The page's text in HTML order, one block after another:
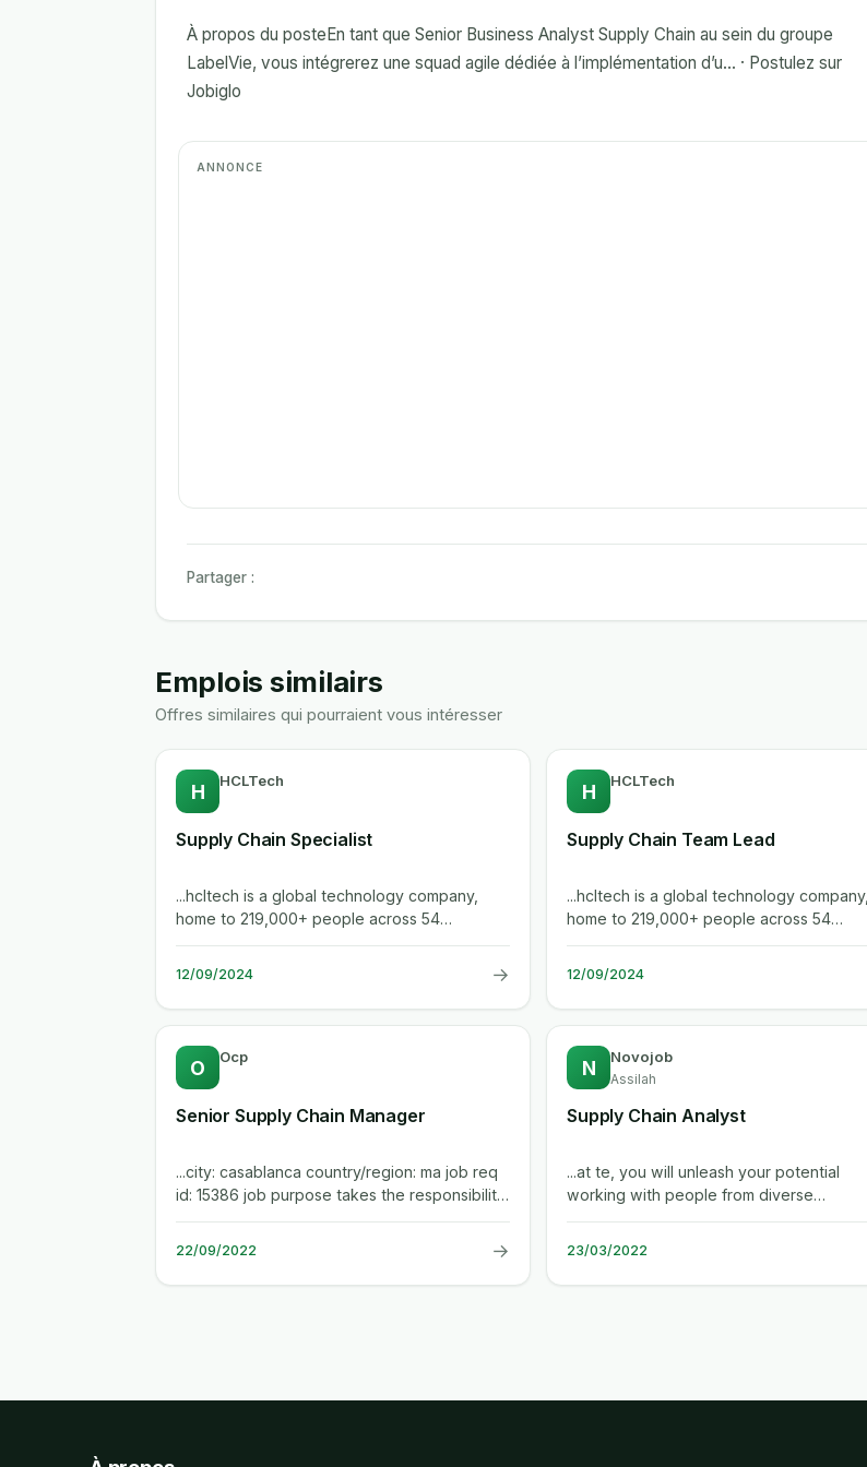
À propos du posteEn tant que Senior Business Analyst Supply Chain au sein du groupe
LabelVie, vous intégrerez une squad agile dédiée à l’implémentation d’u... · Postulez sur
Jobiglo
Partager :
Emplois similairs
Offres similaires qui pourraient vous intéresser
H HCLTech
Supply Chain Specialist
...hcltech is a global technology company,
home to 219,000+ people across 54
countries, delivering industry-leading...
12/09/2024 →
H HCLTech
Supply Chain Team Lead
...hcltech is a global technology company,
home to 219,000+ people across 54
countries, delivering industry-leading...
12/09/2024
O Ocp
Senior Supply Chain Manager
...city: casablanca country/region: ma job req
id: 15386 job purpose takes the responsibility
for all supply chain...
22/09/2022 →
N Novojob
Assilah
Supply Chain Analyst
...at te, you will unleash your potential
working with people from diverse
backgrounds and industries to create a
safer,...
23/03/2022